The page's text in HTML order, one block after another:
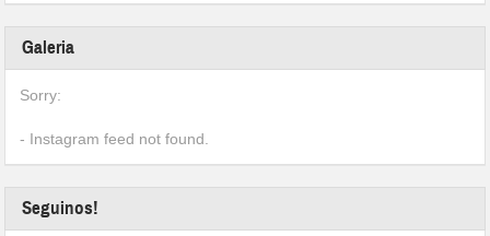
Galeria
Sorry:
- Instagram feed not found.
Seguinos!